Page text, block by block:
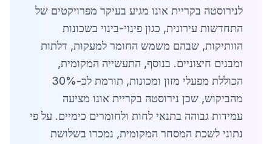
לנירוסטה בקריית אונו מגיע בעיקר מפרויקטים של
התחדשות עירונית, כגון פינוי-בינוי בשכונות
הוותיקות, שבהם משמש החומר למעקות, דלתות
ומבנים חיצוניים. בנוסף, התעשייה המקומית,
הכוללת מפעלי מזון ומכונות, תורמת לכ-30%
מהביקוש, שכן נירוסטה בקריית אונו מציעה
עמידות גבוהה בתנאי לחות ולחומרים כימיים. על פי
נתוני לשכת המסחר המקומית, נמכרו בשלושת